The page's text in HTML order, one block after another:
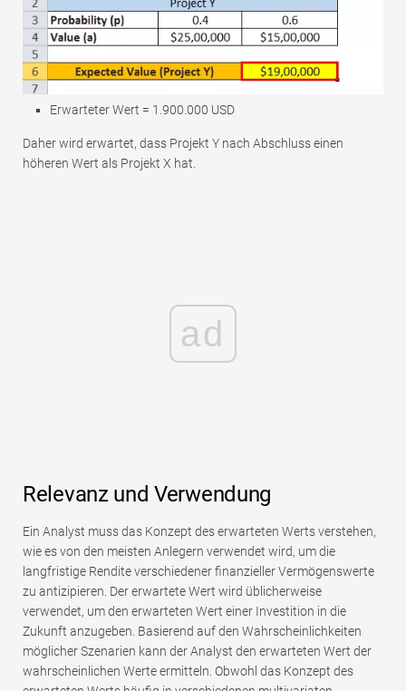
Erwarteter Wert = 1.900.000 USD
Daher wird erwartet, dass Projekt Y nach Abschluss einen
höheren Wert als Projekt X hat.
ad
Relevanz und Verwendung
Ein Analyst muss das Konzept des erwarteten Werts verstehen,
wie es von den meisten Anlegern verwendet wird, um die
langfristige Rendite verschiedener finanzieller Vermögenswerte
zu antizipieren. Der erwartete Wert wird üblicherweise
verwendet, um den erwarteten Wert einer Investition in die
Zukunft anzugeben. Basierend auf den Wahrscheinlichkeiten
möglicher Szenarien kann der Analyst den erwarteten Wert der
wahrscheinlichen Werte ermitteln. Obwohl das Konzept des